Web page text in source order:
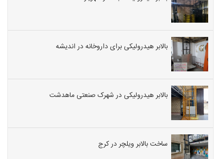
بالابر هیدرولیکی برای داروخانه در اندیشه
بالابر هیدرولیکی در شهرک صنعتی ماهدشت
ساخت بالابر ویلچر در کرج